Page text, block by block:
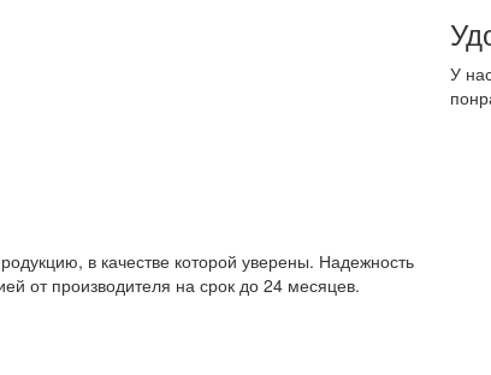
У
в качестве которой уверены. Надежность
от производителя на срок до 24 месяцев.